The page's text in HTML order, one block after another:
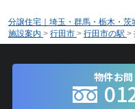
分譲住宅｜埼玉・群馬・栃木・
施設案内 > 行田市 > 行田市の駅 >
物件お